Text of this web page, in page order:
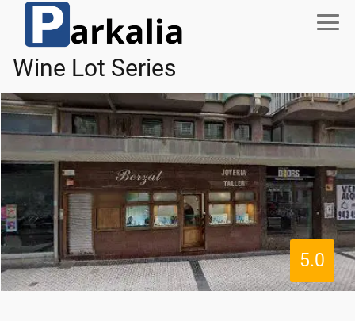
Wine Lot Series
5.0